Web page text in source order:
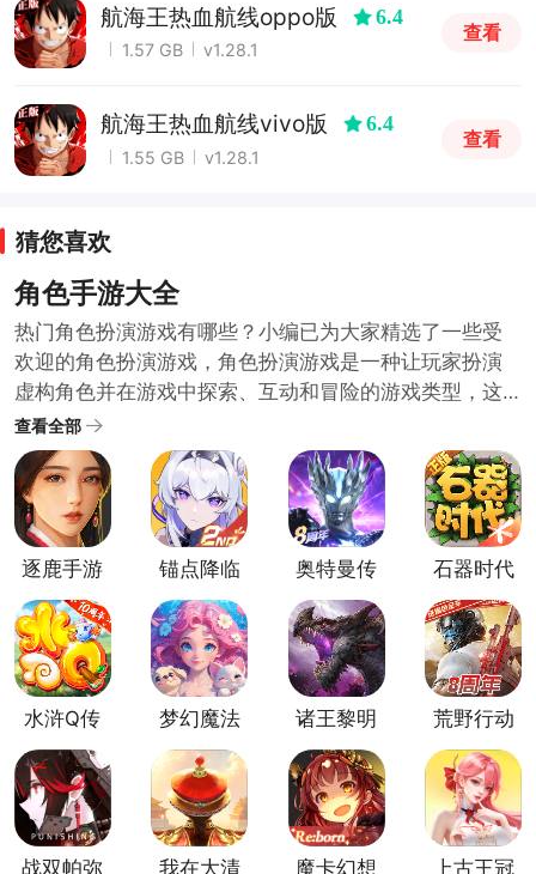
航海王热血航线oppo版 6.4
1.57 GB v1.28.1
查看
航海王热血航线vivo版 6.4
1.55 GB v1.28.1
查看
猜您喜欢
角色手游大全
热门角色扮演游戏有哪些？小编已为大家精选了一些受
欢迎的角色扮演游戏，角色扮演游戏是一种让玩家扮演
虚构角色并在游戏中探索、互动和冒险的游戏类型，这
些游戏通常拥有深入的剧情和复杂的角色发展系统，给
玩家带来身临其境的沉浸式体验，如果你对角色扮演游
戏感兴趣，下面这些游戏值得一试！快来挑选一个开始
你的冒险之旅吧！
查看全部
逐鹿手游
锚点降临
手游
奥特曼传
奇英雄官
方版
石器时代
觉醒最新
版
水浒Q传
手游
梦幻魔法
屋官方版
诸王黎明
官方正版
荒野行动
正版手游
战双帕弥 我在大清 魔卡幻想 上古王冠